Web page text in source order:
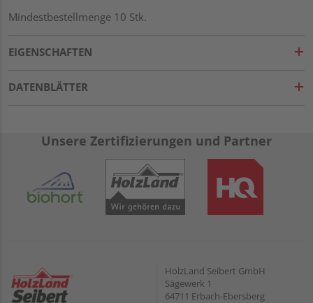
Mindestbestellmenge 10 Stk.
EIGENSCHAFTEN
DATENBLÄTTER
Unsere Zertifizierungen und Partner
HolzLand Seibert GmbH
Sägewerk 1
64711 Erbach-Ebersberg